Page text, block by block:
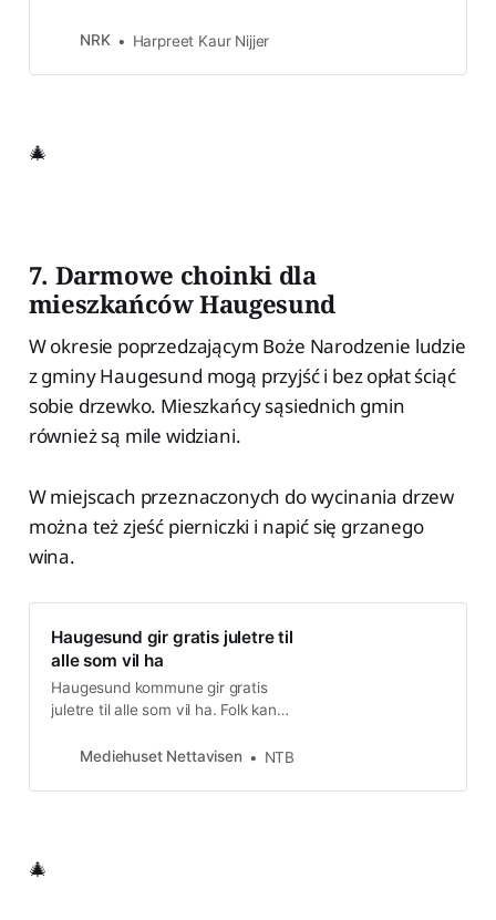
NRK Harpreet Kaur Nijjer
🎄
7. Darmowe choinki dla
mieszkańców Haugesund
W okresie poprzedzającym Boże Narodzenie ludzie
z gminy Haugesund mogą przyjść i bez opłat ściąć
sobie drzewko. Mieszkańcy sąsiednich gmin
również są mile widziani.
W miejscach przeznaczonych do wycinania drzew
można też zjeść pierniczki i napić się grzanego
wina.
Haugesund gir gratis juletre til
alle som vil ha
Haugesund kommune gir gratis
juletre til alle som vil ha. Folk kan
mot jul.Mediehuset Nettavisen NTB
🎄